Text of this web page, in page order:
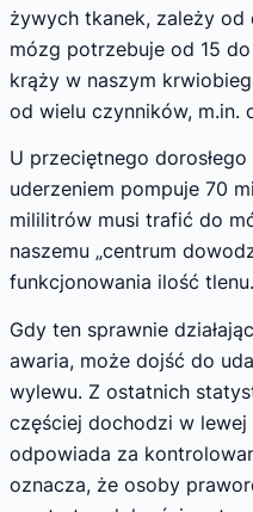
żywych tkanek, zależy od
mózg potrzebuje od 15
krąży w naszym
od wielu czynników, m.in.
U przeciętnego
uderzeniem pompuje 70
mililitrów musi trafić do
naszemu „centrum
funkcjonowania ilość tlenu.
Gdy ten sprawnie
awaria, może dojść do
wylewu. Z ostatnich
częściej dochodzi w lewej
odpowiada za
oznacza, że osoby